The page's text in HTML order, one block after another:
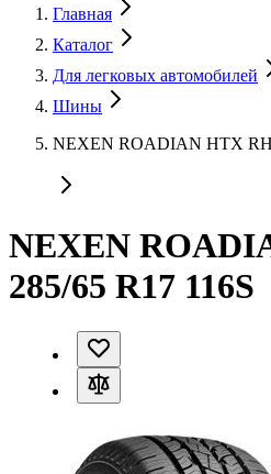
Главная
Каталог
Для легковых автомобилей
Шины
NEXEN ROADIAN HTX
NEXEN
285/65 R17 116S